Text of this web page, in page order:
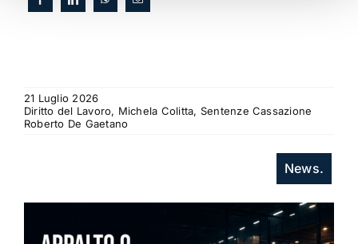
21 Luglio 2026
Diritto del Lavoro, Michela Colitta, Sentenze Cassazione
Roberto De Gaetano
News.